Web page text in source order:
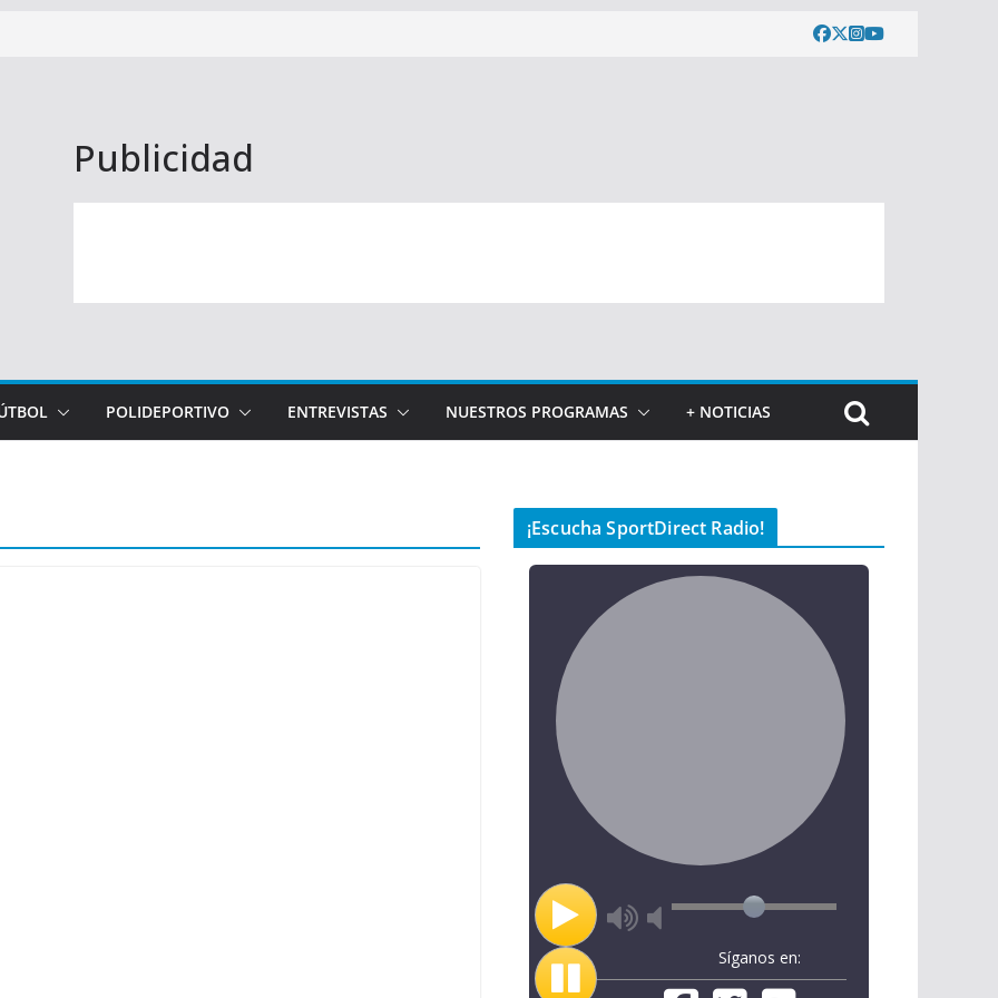
Publicidad
POLIDEPORTIVO ENTREVISTAS NUESTROS PROGRAMAS + NOTICIAS
¡Escucha SportDirect Radio!
Síganos en: